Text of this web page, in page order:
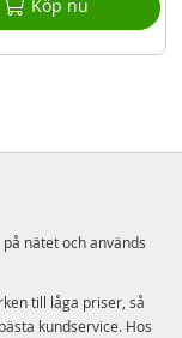
Köp nu
nätet och används
till låga priser, så
kundservice. Hos